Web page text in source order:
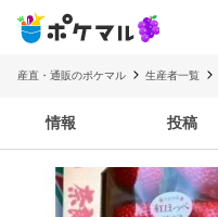
産直・通販のポケマル 生産者一覧
情報 投稿